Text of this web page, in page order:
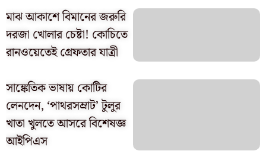
মাঝ আকাশে বিমানের জরুরি
দরজা খোলার চেষ্টা! কোচিতে
রানওয়েতেই গ্রেফতার যাত্রী
সাঙ্কেতিক ভাষায় কোটির
লেনদেন, ‘পাথরসম্রাট’ টুলুর
খাতা খুলতে আসরে বিশেষজ্ঞ
আইপিএস